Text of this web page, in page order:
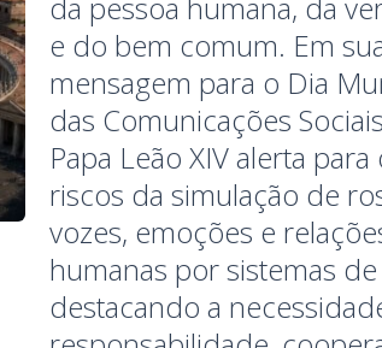
da pessoa humana, da
e do bem comum. Em
mensagem para o Dia
das Comunicações
Papa Leão XIV alerta para
riscos da simulação de
vozes, emoções e
humanas por sistemas de
destacando a